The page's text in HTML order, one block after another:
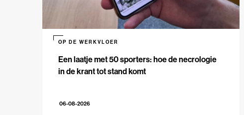
Een laatje met 50 sporters: hoe de necrologie
in de krant tot stand komt
OP DE WERKVLOER
06-08-2026